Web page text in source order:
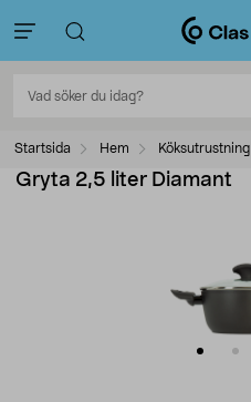
Startsida Hem Köksutrustning
Gryta 2,5 liter Diamant